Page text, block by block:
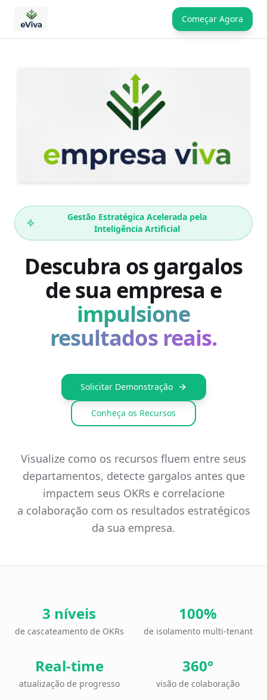
Começar Agora
Gestão Estratégica Acelerada pela
Inteligência Artificial
Descubra os gargalos
de sua empresa e
impulsione
resultados reais.
Solicitar Demonstração
Conheça os Recursos
Visualize como os recursos fluem entre seus
departamentos, detecte gargalos antes que
impactem seus OKRs e correlacione
a colaboração com os resultados estratégicos
da sua empresa.
3 níveis
de cascateamento de OKRs
100%
de isolamento multi-tenant
Real-time
atualização de progresso
360°
visão de colaboração